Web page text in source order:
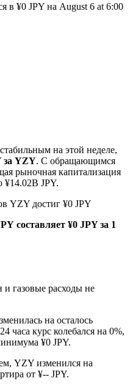
драгоценные металлы и
в ¥0 JPY на August 6 at 6:00
на этой неделе,
за YZY. С обращающимся
рыночная капитализация
¥14.02B JPY.
YZY достиг ¥0 JPY
составляет ¥0 JPY за 1
газовые расходы не
на осталось
часа курс колебался на 0%,
¥0 JPY.
YZY изменился на
от ¥-- JPY.